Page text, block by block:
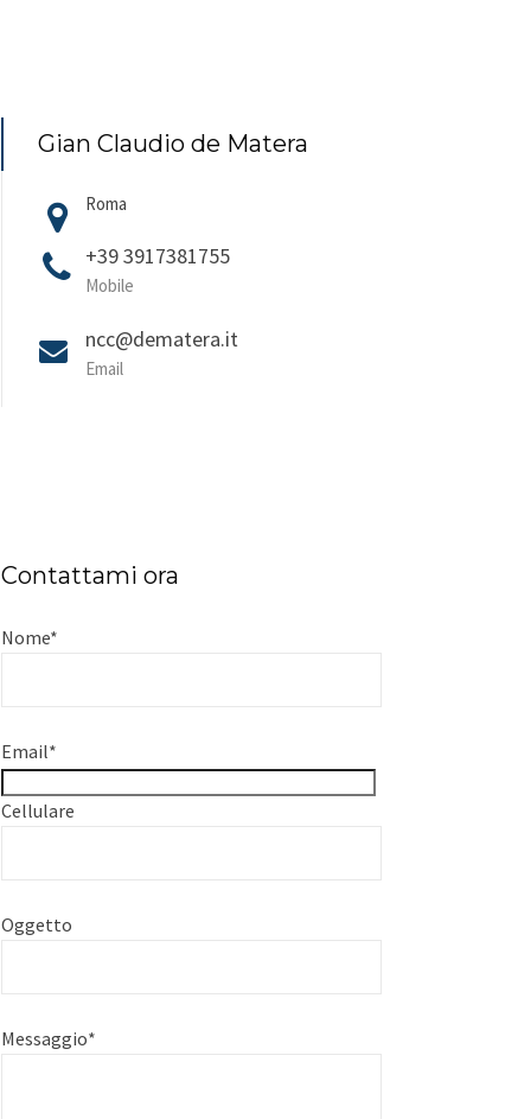
Gian Claudio de Matera
Roma
+39 3917381755
Mobile
ncc@dematera.it
Email
Contattami ora
Nome*
Email*
Cellulare
Oggetto
Messaggio*